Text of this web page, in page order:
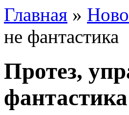
Главная »
не фантастика
Протез,
фантастика